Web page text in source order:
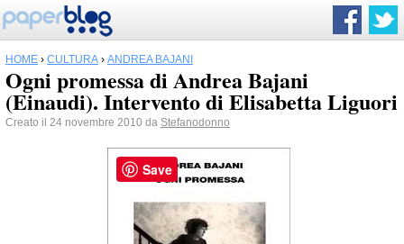
HOME › CULTURA › ANDREA BAJANI
Ogni promessa di Andrea Bajani
(Einaudi). Intervento di Elisabetta Liguori
Creato il 24 novembre 2010 da Stefanodonno
Save